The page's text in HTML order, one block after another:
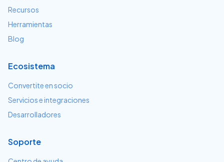
Recursos
Herramientas
Blog
Ecosistema
Convertite en socio
Servicios e integraciones
Desarrolladores
Soporte